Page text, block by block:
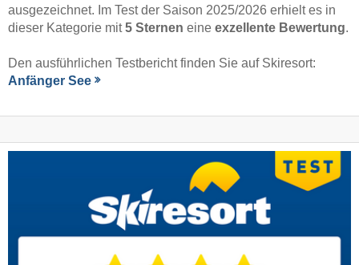
ausgezeichnet. Im Test der Saison 2025/2026 erhielt es in
dieser Kategorie mit5 Sternen eine exzellente Bewertung.
Den ausführlichen Testbericht finden Sie auf Skiresort:
Anfänger See